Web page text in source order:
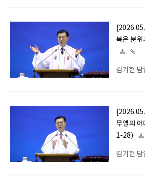
복은 분
김기현 담
무엘의 어
1-28)
김기현 담